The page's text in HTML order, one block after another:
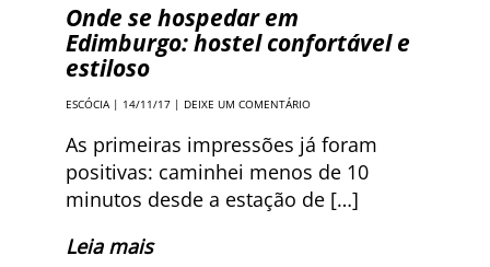
Onde se hospedar em
Edimburgo: hostel confortável e
estiloso
ESCÓCIA| 14/11/17 | DEIXE UM COMENTÁRIO
As primeiras impressões já foram
positivas: caminhei menos de 10
minutos desde a estação de […]
Leia mais